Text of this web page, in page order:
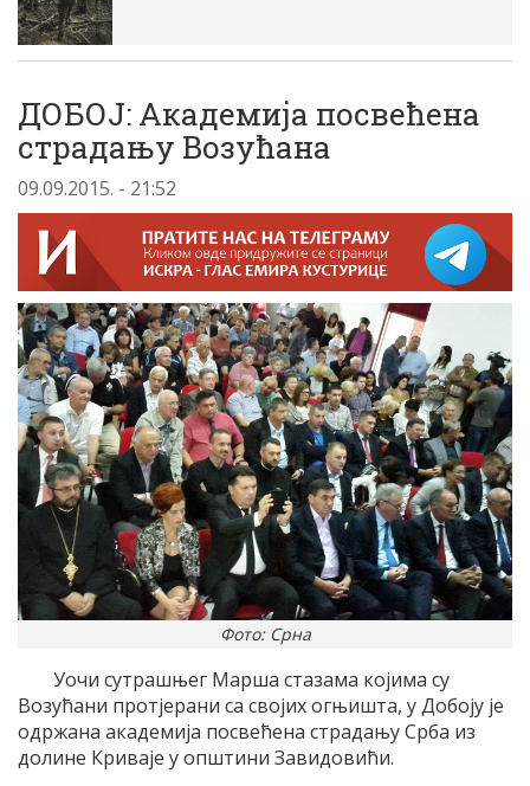
ДОБОЈ: Академија посвећена
страдању Возућана
09.09.2015. - 21:52
Фото: Срна
Уочи сутрашњег Марша стазама којима су
Возућани протјерани са својих огњишта, у Добоју је
одржана академија посвећена страдању Срба из
долине Криваје у општини Завидовићи.